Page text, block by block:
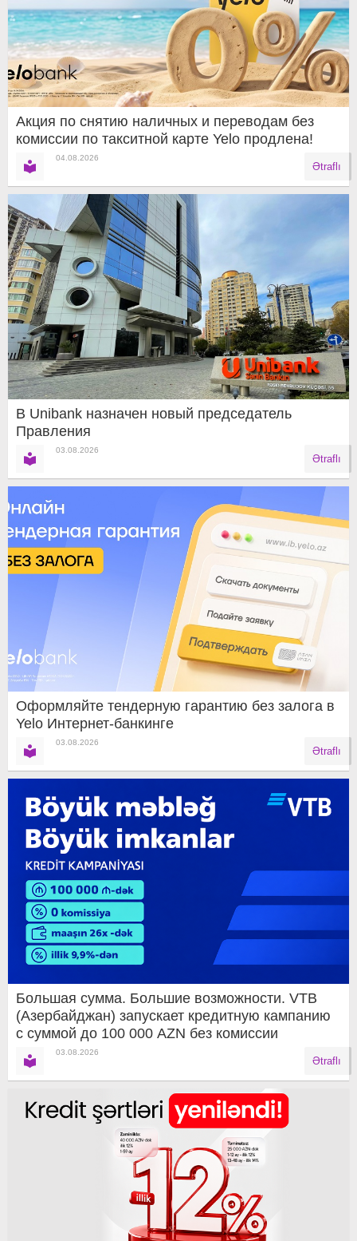
Акция по снятию наличных и переводам без
комиссии по такситной карте Yelo продлена!
04.08.2026
Ətraflı
В Unibank назначен новый председатель
Правления
03.08.2026
Ətraflı
Оформляйте тендерную гарантию без залога в
Yelo Интернет-банкинге
03.08.2026
Ətraflı
Большая сумма. Большие возможности. VTB
(Азербайджан) запускает кредитную кампанию
с суммой до 100 000 AZN без комиссии
03.08.2026
Ətraflı